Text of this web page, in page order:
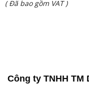
là:
Giá
( Đã bao gồm VAT )
Công ty TNHH TM